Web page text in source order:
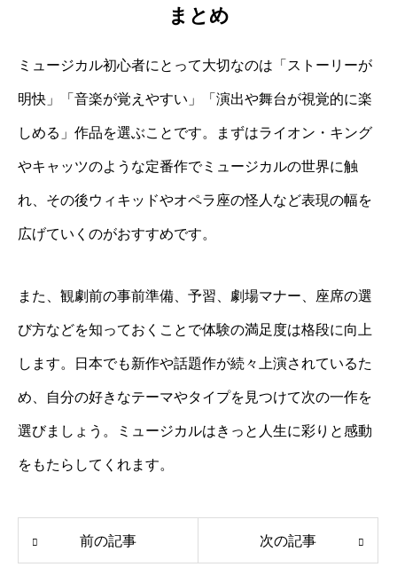
まとめ
ミュージカル初心者にとって大切なのは「ストーリーが
明快」「音楽が覚えやすい」「演出や舞台が視覚的に楽
しめる」作品を選ぶことです。まずはライオン・キング
やキャッツのような定番作でミュージカルの世界に触
れ、その後ウィキッドやオペラ座の怪人など表現の幅を
広げていくのがおすすめです。
また、観劇前の事前準備、予習、劇場マナー、座席の選
び方などを知っておくことで体験の満足度は格段に向上
します。日本でも新作や話題作が続々上演されているた
め、自分の好きなテーマやタイプを見つけて次の一作を
選びましょう。ミュージカルはきっと人生に彩りと感動
をもたらしてくれます。
前の記事 次の記事